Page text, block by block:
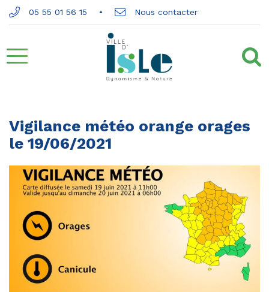
Gestion des traceurs
05 55 01 56 15 Nous contacter
Aller
la
navigation
Vigilance météo orange orages
le 19/06/2021